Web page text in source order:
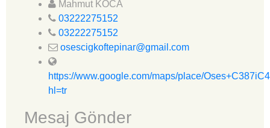
Mahmut KOCA
03222275152
03222275152
osescigkoftepinar@gmail.com
https://www.google.com/maps/place/
hl=tr
Mesaj Gönder